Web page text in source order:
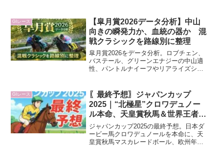
デサイルなど次走狙いたい馬も解説しま
す。
GIレース
【皐月賞2026データ分析】中山
向きの瞬発力か、血統の器か 混
戦クラシックを路線別に整理
皐月賞2026をデータ分析。ロブチェン、
バステール、グリーンエナジーの中山適
性、パントルナイーフやリアライズシリ
GIレース
〖最終予想〗ジャパンカップ
2025｜“北極星”クロワデュノー
ル本命、天皇賞秋馬＆世界王者を
相手に内枠から巻き返す
ジャパンカップ2025の最終予想。日本ダ
ービー馬クロワデュノールを本命に、天
皇賞秋馬マスカレードボール、欧州年度